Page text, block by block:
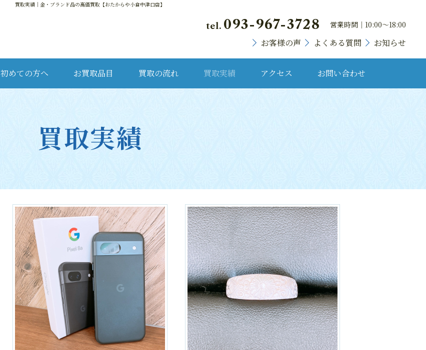
買取実績 ｜金・ブランド品の高価買取【おたからや小倉中津口店】
tel. 093-967-3728 営業時間｜10:00～18:00
お客様の声 よくある質問 お知らせ
初めての方へ お買取品目 買取の流れ 買取実績
骨董品
絵画
金貨・記念硬貨・メダル
古銭・紙幣
ブランド
商品券
アクセス お問い合わせ
買取実績